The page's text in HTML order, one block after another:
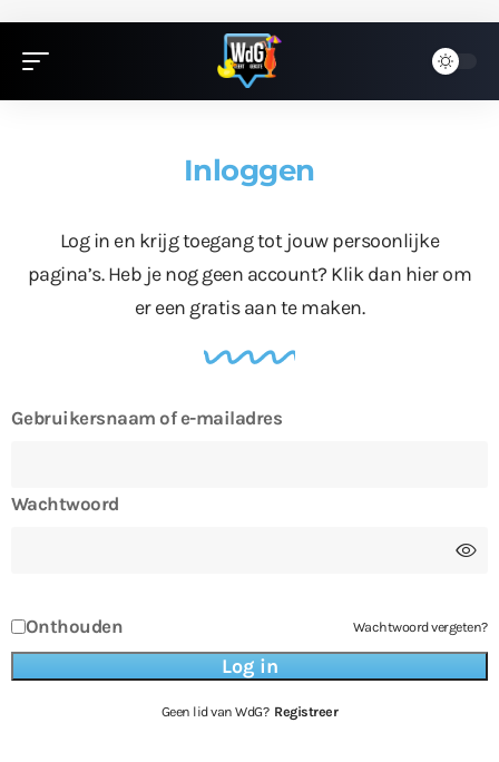
Inloggen
Log in en krijg toegang tot jouw persoonlijke
pagina’s. Heb je nog geen account? Klik dan hierom
er een gratis aan te maken.
Gebruikersnaam of e-mailadres
Wachtwoord
Onthouden Wachtwoord vergeten?
Geen lid van WdG? Registreer